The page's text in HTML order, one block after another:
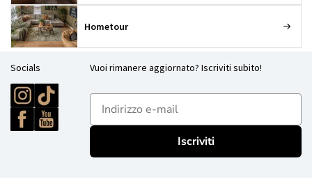
Hometour
Socials Vuoi rimanere aggiornato? Iscriviti subito!
E-mailadres
Iscriviti